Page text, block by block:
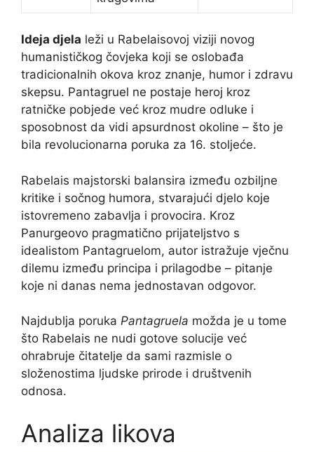
Ideja djela leži u Rabelaisovoj viziji novog
humanističkog čovjeka koji se oslobađa
tradicionalnih okova kroz znanje, humor i zdravu
skepsu. Pantagruel ne postaje heroj kroz
ratničke pobjede već kroz mudre odluke i
sposobnost da vidi apsurdnost okoline – što je
bila revolucionarna poruka za 16. stoljeće.
Rabelais majstorski balansira između ozbiljne
kritike i sočnog humora, stvarajući djelo koje
istovremeno zabavlja i provocira. Kroz
Panurgeovo pragmatično prijateljstvo s
idealistom Pantagruelom, autor istražuje vječnu
dilemu između principa i prilagodbe – pitanje
koje ni danas nema jednostavan odgovor.
Najdublja poruka Pantagruela možda je u tome
što Rabelais ne nudi gotove solucije već
ohrabruje čitatelje da sami razmisle o
složenostima ljudske prirode i društvenih
odnosa.
Analiza likova